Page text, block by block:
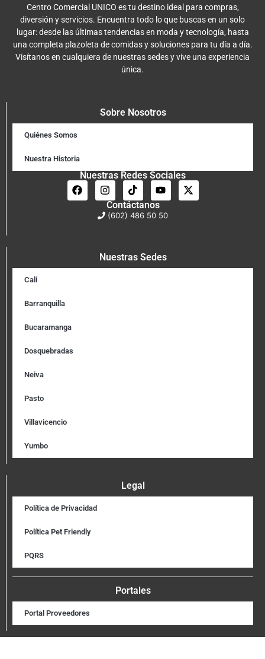
Centro Comercial UNICO es tu destino ideal para compras,
diversión y servicios. Encuentra todo lo que buscas en un solo
lugar: desde las últimas tendencias en moda y tecnología, hasta
una completa plazoleta de comidas y soluciones para tu día a día.
Visítanos en cualquiera de nuestras sedes y vive una experiencia
única.
Sobre Nosotros
Quiénes Somos
Nuestra Historia
Nuestras Redes Sociales
Contáctanos
(602) 486 50 50
Nuestras Sedes
Cali
Barranquilla
Bucaramanga
Dosquebradas
Neiva
Pasto
Villavicencio
Yumbo
Legal
Política de Privacidad
Política Pet Friendly
PQRS
Portales
Portal Proveedores